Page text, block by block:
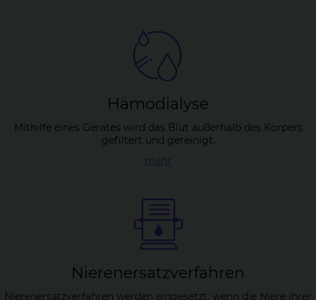
Hä­mo­dia­ly­se
Mithilfe eines Gerätes wird das Blut außerhalb des Körpers
gefiltert und gereinigt.
mehr
Nie­ren­er­satz­ver­fah­ren
Nierenersatzverfahren werden eingesetzt, wenn die Niere ihrer